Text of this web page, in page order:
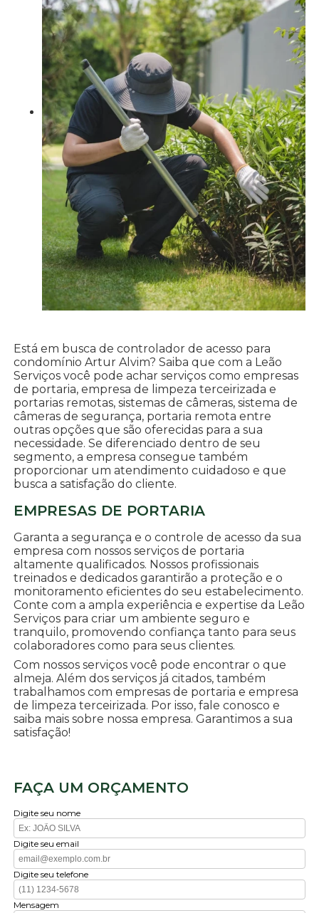
Está em busca de controlador de acesso para
condomínio Artur Alvim? Saiba que com a Leão
Serviços você pode achar serviços como empresas
de portaria, empresa de limpeza terceirizada e
portarias remotas, sistemas de câmeras, sistema de
câmeras de segurança, portaria remota entre
outras opções que são oferecidas para a sua
necessidade. Se diferenciado dentro de seu
segmento, a empresa consegue também
proporcionar um atendimento cuidadoso e que
busca a satisfação do cliente.
EMPRESAS DE PORTARIA
Garanta a segurança e o controle de acesso da sua
empresa com nossos serviços de portaria
altamente qualificados. Nossos profissionais
treinados e dedicados garantirão a proteção e o
monitoramento eficientes do seu estabelecimento.
Conte com a ampla experiência e expertise da Leão
Serviços para criar um ambiente seguro e
tranquilo, promovendo confiança tanto para seus
colaboradores como para seus clientes.
Com nossos serviços você pode encontrar o que
almeja. Além dos serviços já citados, também
trabalhamos com empresas de portaria e empresa
de limpeza terceirizada. Por isso, fale conosco e
saiba mais sobre nossa empresa. Garantimos a sua
satisfação!
FAÇA UM ORÇAMENTO
Digite seu nome
Digite seu email
Digite seu telefone
Mensagem